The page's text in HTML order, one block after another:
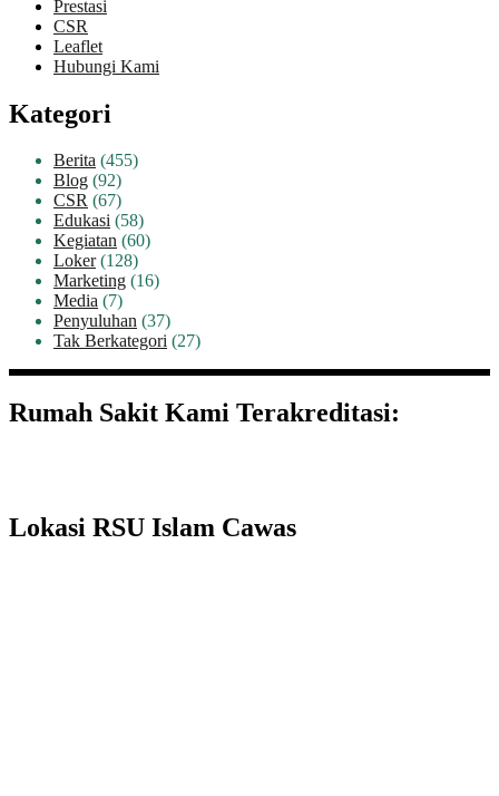
Prestasi
CSR
Leaflet
Hubungi Kami
Kategori
Berita (455)
Blog (92)
CSR (67)
Edukasi (58)
Kegiatan (60)
Loker(128)
Marketing (16)
Media (7)
Penyuluhan (37)
Tak Berkategori (27)
Rumah Sakit Kami Terakreditasi:
Lokasi RSU Islam Cawas